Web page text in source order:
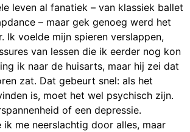
leven al fanatiek – van klassiek ballet
– maar gek genoeg werd het
Ik voelde mijn spieren verslappen,
van lessen die ik eerder nog kon
ik naar de huisarts, maar hij zei dat
zat. Dat gebeurt snel: als het
is, moet het wel psychisch zijn.
of een depressie.
ik me neerslachtig door alles, maar